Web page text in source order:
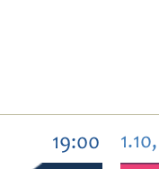
19:00 1.10,